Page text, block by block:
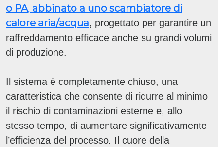
o PA, abbinato a uno scambiatore di
calore aria/acqua, progettato per garantire un
raffreddamento efficace anche su grandi volumi
di produzione.
Il sistema è completamente chiuso, una
caratteristica che consente di ridurre al minimo
il rischio di contaminazioni esterne e, allo
stesso tempo, di aumentare significativamente
l’efficienza del processo. Il cuore della